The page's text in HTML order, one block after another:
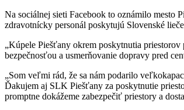
Na sociálnej sieti Facebook to oznámilo mesto
zdravotnícky personál poskytujú Slovenské
„Kúpele Piešťany okrem poskytnutia
bezpečnosťou a usmerňovanie dopravy pred
„Som veľmi rád, že sa nám podarilo
Ďakujem aj SLK Piešťany za poskytnutie
promptne dokážeme zabezpečiť priestory a